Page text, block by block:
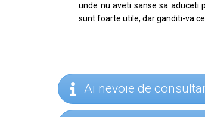
unde nu aveti sanse sa aduceti
sunt foarte utile, dar ganditi-va
Ai nevoie de